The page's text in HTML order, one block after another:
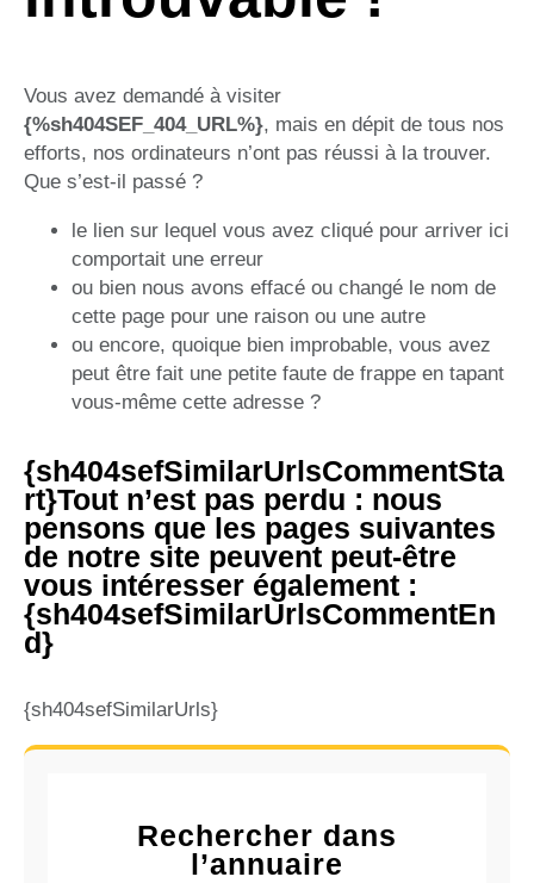
Vous avez demandé à visiter
{%sh404SEF_404_URL%}, mais en dépit de tous nos
efforts, nos ordinateurs n’ont pas réussi à la trouver.
Que s’est-il passé ?
le lien sur lequel vous avez cliqué pour arriver ici
comportait une erreur
ou bien nous avons effacé ou changé le nom de
cette page pour une raison ou une autre
ou encore, quoique bien improbable, vous avez
peut être fait une petite faute de frappe en tapant
vous-même cette adresse ?
{sh404sefSimilarUrlsCommentSta
rt}Tout n’est pas perdu : nous
pensons que les pages suivantes
de notre site peuvent peut-être
vous intéresser également :
{sh404sefSimilarUrlsCommentEn
d}
{sh404sefSimilarUrls}
Rechercher dans
l’annuaire